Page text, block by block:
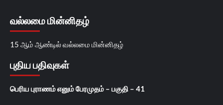
வல்லமை மின்னிதழ்
15 ஆம் ஆண்டில் வல்லமை மின்னிதழ்
புதிய பதிவுகள்
பெரிய புராணம் எனும் பேரமுதம் – பகுதி – 41